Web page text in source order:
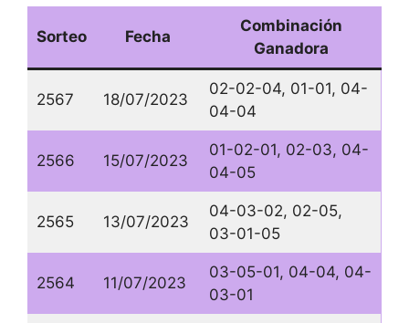
Sorteo Fecha
Combinación
Ganadora
2567 18/07/2023
02-02-04, 01-01, 04-
04-04
2566 15/07/2023
01-02-01, 02-03, 04-
04-05
2565 13/07/2023
04-03-02, 02-05,
03-01-05
2564 11/07/2023
03-05-01, 04-04, 04-
03-01